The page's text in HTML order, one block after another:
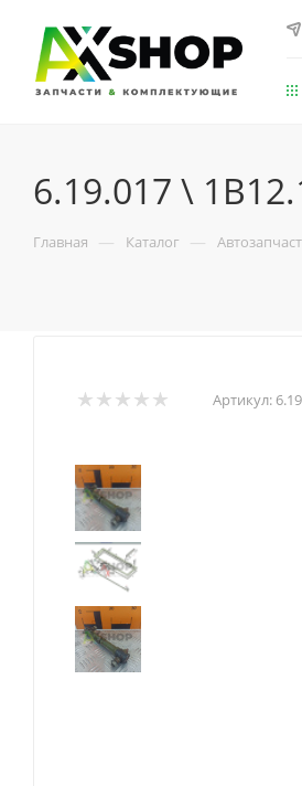
6.19.017 \
Главная — Каталог —
Артикул: